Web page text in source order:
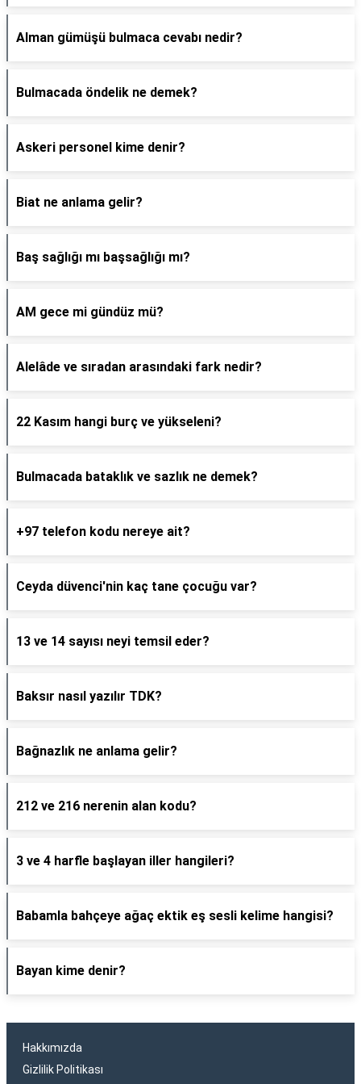
Alman gümüşü bulmaca cevabı nedir?
Bulmacada öndelik ne demek?
Askeri personel kime denir?
Biat ne anlama gelir?
Baş sağlığı mı başsağlığı mı?
AM gece mi gündüz mü?
Alelâde ve sıradan arasındaki fark nedir?
22 Kasım hangi burç ve yükseleni?
Bulmacada bataklık ve sazlık ne demek?
+97 telefon kodu nereye ait?
Ceyda düvenci'nin kaç tane çocuğu var?
13 ve 14 sayısı neyi temsil eder?
Baksır nasıl yazılır TDK?
Bağnazlık ne anlama gelir?
212 ve 216 nerenin alan kodu?
3 ve 4 harfle başlayan iller hangileri?
Babamla bahçeye ağaç ektik eş sesli kelime hangisi?
Bayan kime denir?
Hakkımızda
Gizlilik Politikası